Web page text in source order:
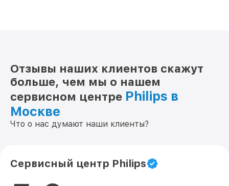
Отзывы наших клиентов скажут
больше, чем мы о нашем
сервисном центре Philips в
Москве
Что о нас думают наши клиенты?
Сервисный центр Philips